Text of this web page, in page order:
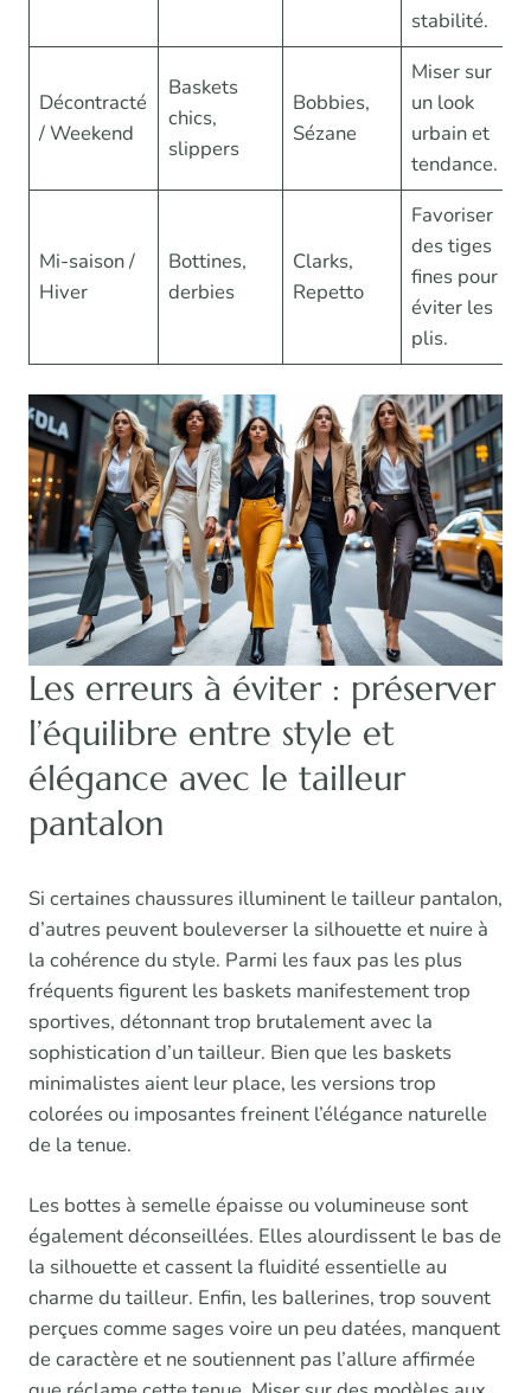
stabilité.
Décontracté
/ Weekend
Baskets
chics,
slippers
Bobbies,
Sézane
Miser sur
un look
urbain et
tendance.
Mi-saison /
Hiver
Bottines,
derbies
Clarks,
Repetto
Favoriser
des tiges
fines pour
éviter les
plis.
Les erreurs à éviter : préserver
l’équilibre entre style et
élégance avec le tailleur
pantalon
Si certaines chaussures illuminent le tailleur pantalon,
d’autres peuvent bouleverser la silhouette et nuire à
la cohérence du style. Parmi les faux pas les plus
fréquents figurent les baskets manifestement trop
sportives, détonnant trop brutalement avec la
sophistication d’un tailleur. Bien que les baskets
minimalistes aient leur place, les versions trop
colorées ou imposantes freinent l’élégance naturelle
de la tenue.
Les bottes à semelle épaisse ou volumineuse sont
également déconseillées. Elles alourdissent le bas de
la silhouette et cassent la fluidité essentielle au
charme du tailleur. Enfin, les ballerines, trop souvent
perçues comme sages voire un peu datées, manquent
de caractère et ne soutiennent pas l’allure affirmée